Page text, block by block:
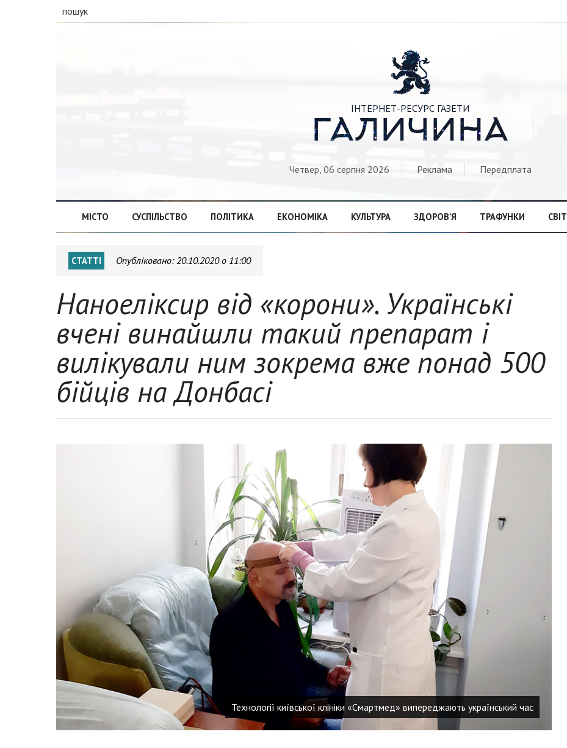
пошук

ІНТЕРНЕТ-РЕСУРС ГАЗЕТИ
ГАЛИЧИНА
Четвер, 06 серпня 2026 Реклама Передплата
МІСТО СУСПІЛЬСТВО ПОЛІТИКА ЕКОНОМІКА КУЛЬТУРА ЗДОРОВ’Я ТРАФУНКИ СВІТ
СТАТТІ Опубліковано:20.10.2020 о 11:00
Наноеліксир від «корони». Українські
вчені винайшли такий препарат і
вилікували ним зокрема вже понад 500
бійців на Донбасі
Технології київської клініки «Смартмед» випереджають український час